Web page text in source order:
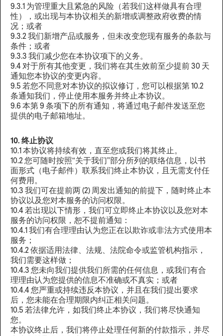
9.3.1 为管理重大且紧急的风险（若我们这样做具有合理
性），或出现与本协议相关的新增或调整政府收费的情
况；或者
9.3.2 我们新增产品或服务，但未改变您现有服务的条款与
条件；或者
9.3.3 我们减少您在本协议项下的义务。
9.4 对于所有其他变更，我们将在其生效前至少提前 30 天
通知您本协议的变更内容。
9.5 若您不同意对本协议的拟议修订，您可以根据第 10.2
条通知我们，停止使用本服务并终止本协议。
9.6 本第 9 条项下的所有通知，将通过电子邮件发送至您
提供的电子邮箱地址。‍
10. 终止协议
10.1 本协议将持续有效，直至您或我们将其终止。
10.2 您可随时按照“关于我们”部分所列的联络信息，以书
面形式（电子邮件）联系我们终止本协议，且无需支付任
何费用。
10.3 我们可在提前两 (2) 周发出通知的前提下，随时终止本
协议以及您对本服务的访问权限。
10.4 若出现以下情形，我们可立即终止本协议以及您对本
服务的访问权限，恕不提前通知：
10.4.1 我们有合理理由认为您正在以欺诈或非法方式使用本
服务；
10.4.2 依据适用法律、法规、法院命令或监管机构指示，
我们需要这样做；
10.4.3 您未向我们提供我们所需的任何信息，或我们有合
理理由认为您提供的信息不准确或不真实；或者
10.4.4 您严重或持续违反本协议，并且在我们提出要求
后，您未能在合理期限内纠正相关问题。
10.5 若法律允许，如我们终止本协议，我们将尽快通知
您。
本协议终止后，我们将停止处理任何新的付款指示，并尽